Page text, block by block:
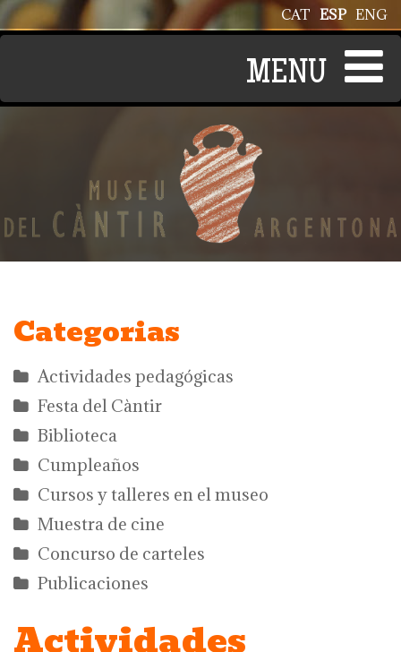
Pasar al contenido principal ENG
ESP
CAT
Categorias
Actividades pedagógicas
Festa del Càntir
Biblioteca
Cumpleaños
Cursos y talleres en el museo
Muestra de cine
Concurso de carteles
Publicaciones
Actividades